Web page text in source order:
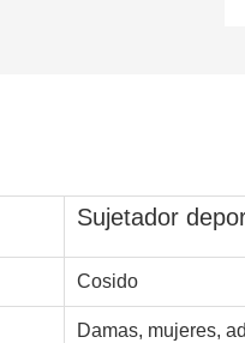
Sujetador
Cosido
Damas, mujeres,